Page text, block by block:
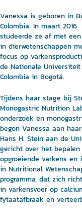
Vanessa is geboren in
Colombia. In maart 2016
studeerde ze af met een
in dierwetenschappen
focus op
de Nationale
Colombia in Bogotá.
Tijdens haar stage bij
Monogastric Nutrition
onderzoek en
begon Vanessa aan
Hans H. Stein aan de
gericht over het
opgroeiende varkens en
in Nutritional
programma, dat zich
in varkensvoer op
fytaatafbraak en